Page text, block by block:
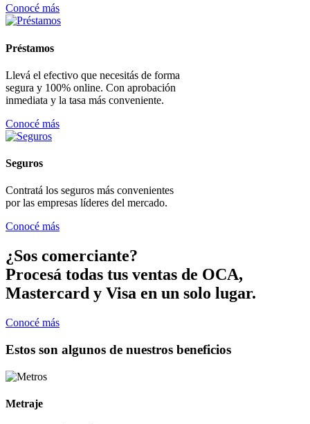
Conocé más
Préstamos
Llevá el efectivo que necesitás de forma
segura y 100% online. Con aprobación
inmediata y la tasa más conveniente.
Conocé más
Seguros
Contratá los seguros más convenientes
por las empresas líderes del mercado.
Conocé más
¿Sos comerciante?
Procesá todas tus ventas de OCA,
Mastercard y Visa en un solo lugar.
Conocé más
Estos son algunos de nuestros beneficios
Metraje